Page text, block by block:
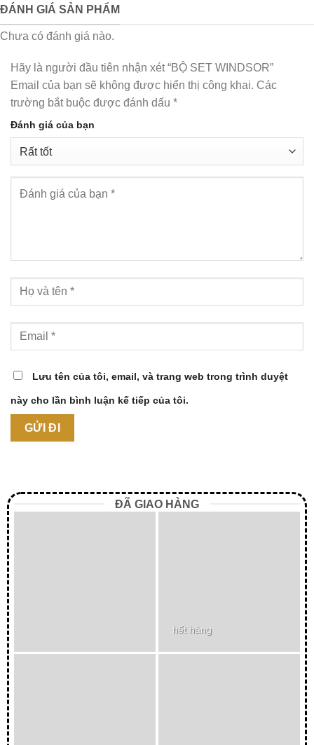
ĐÁNH GIÁ SẢN PHẨM
Chưa có đánh giá nào.
Hãy là người đầu tiên nhận xét “BỘ SET WINDSOR”
Email của bạn sẽ không được hiển thị công khai. Các
trường bắt buộc được đánh dấu *
Đánh giá của bạn
Lưu tên của tôi, email, và trang web trong trình duyệt
này cho lần bình luận kế tiếp của tôi.
ĐÃ GIAO HÀNG
hết hàng